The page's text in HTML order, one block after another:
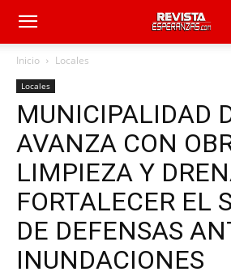
Inicio Locales
Locales
MUNICIPALIDAD
AVANZA CON
LIMPIEZA Y
FORTALECER EL
DE DEFENSAS
INUNDACIONES